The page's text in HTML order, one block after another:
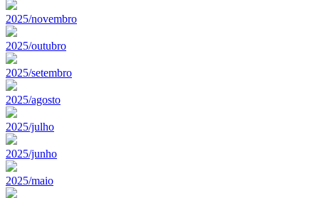
2025/novembro
2025/outubro
2025/setembro
2025/agosto
2025/julho
2025/junho
2025/maio